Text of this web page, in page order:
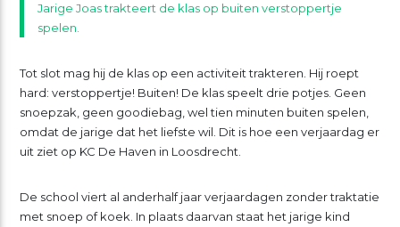
Jarige Joas trakteert de klas op buiten verstoppertje
spelen.
Tot slot mag hij de klas op een activiteit trakteren. Hij roept
hard: verstoppertje! Buiten! De klas speelt drie potjes. Geen
snoepzak, geen goodiebag, wel tien minuten buiten spelen,
omdat de jarige dat het liefste wil. Dit is hoe een verjaardag er
uit ziet op KC De Haven in Loosdrecht.
De school viert al anderhalf jaar verjaardagen zonder traktatie
met snoep of koek. In plaats daarvan staat het jarige kind